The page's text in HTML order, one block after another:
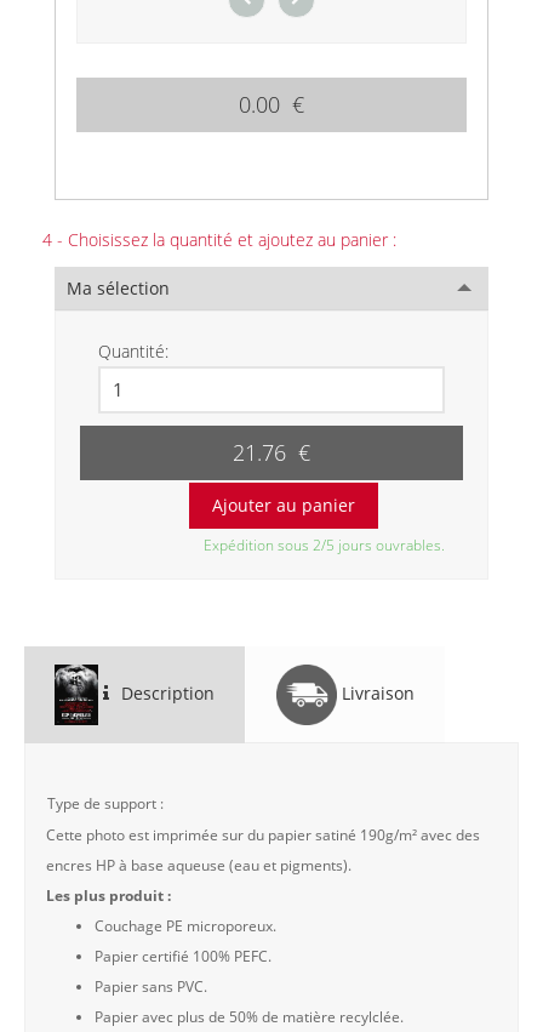
0.00 €
4 - Choisissez la quantité et ajoutez au panier :
Ma sélection
Quantité:
21.76 €
Expédition sous 2/5 jours ouvrables.
Description Livraison
Type de support :
Cette photo est imprimée sur du papier satiné 190g/m² avec des
encres HP à base aqueuse (eau et pigments).
Les plus produit :
Couchage PE microporeux.
Papier certifié 100% PEFC.
Papier sans PVC.
Papier avec plus de 50% de matière recylclée.